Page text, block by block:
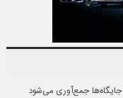
جمع‌آوری می‌شود